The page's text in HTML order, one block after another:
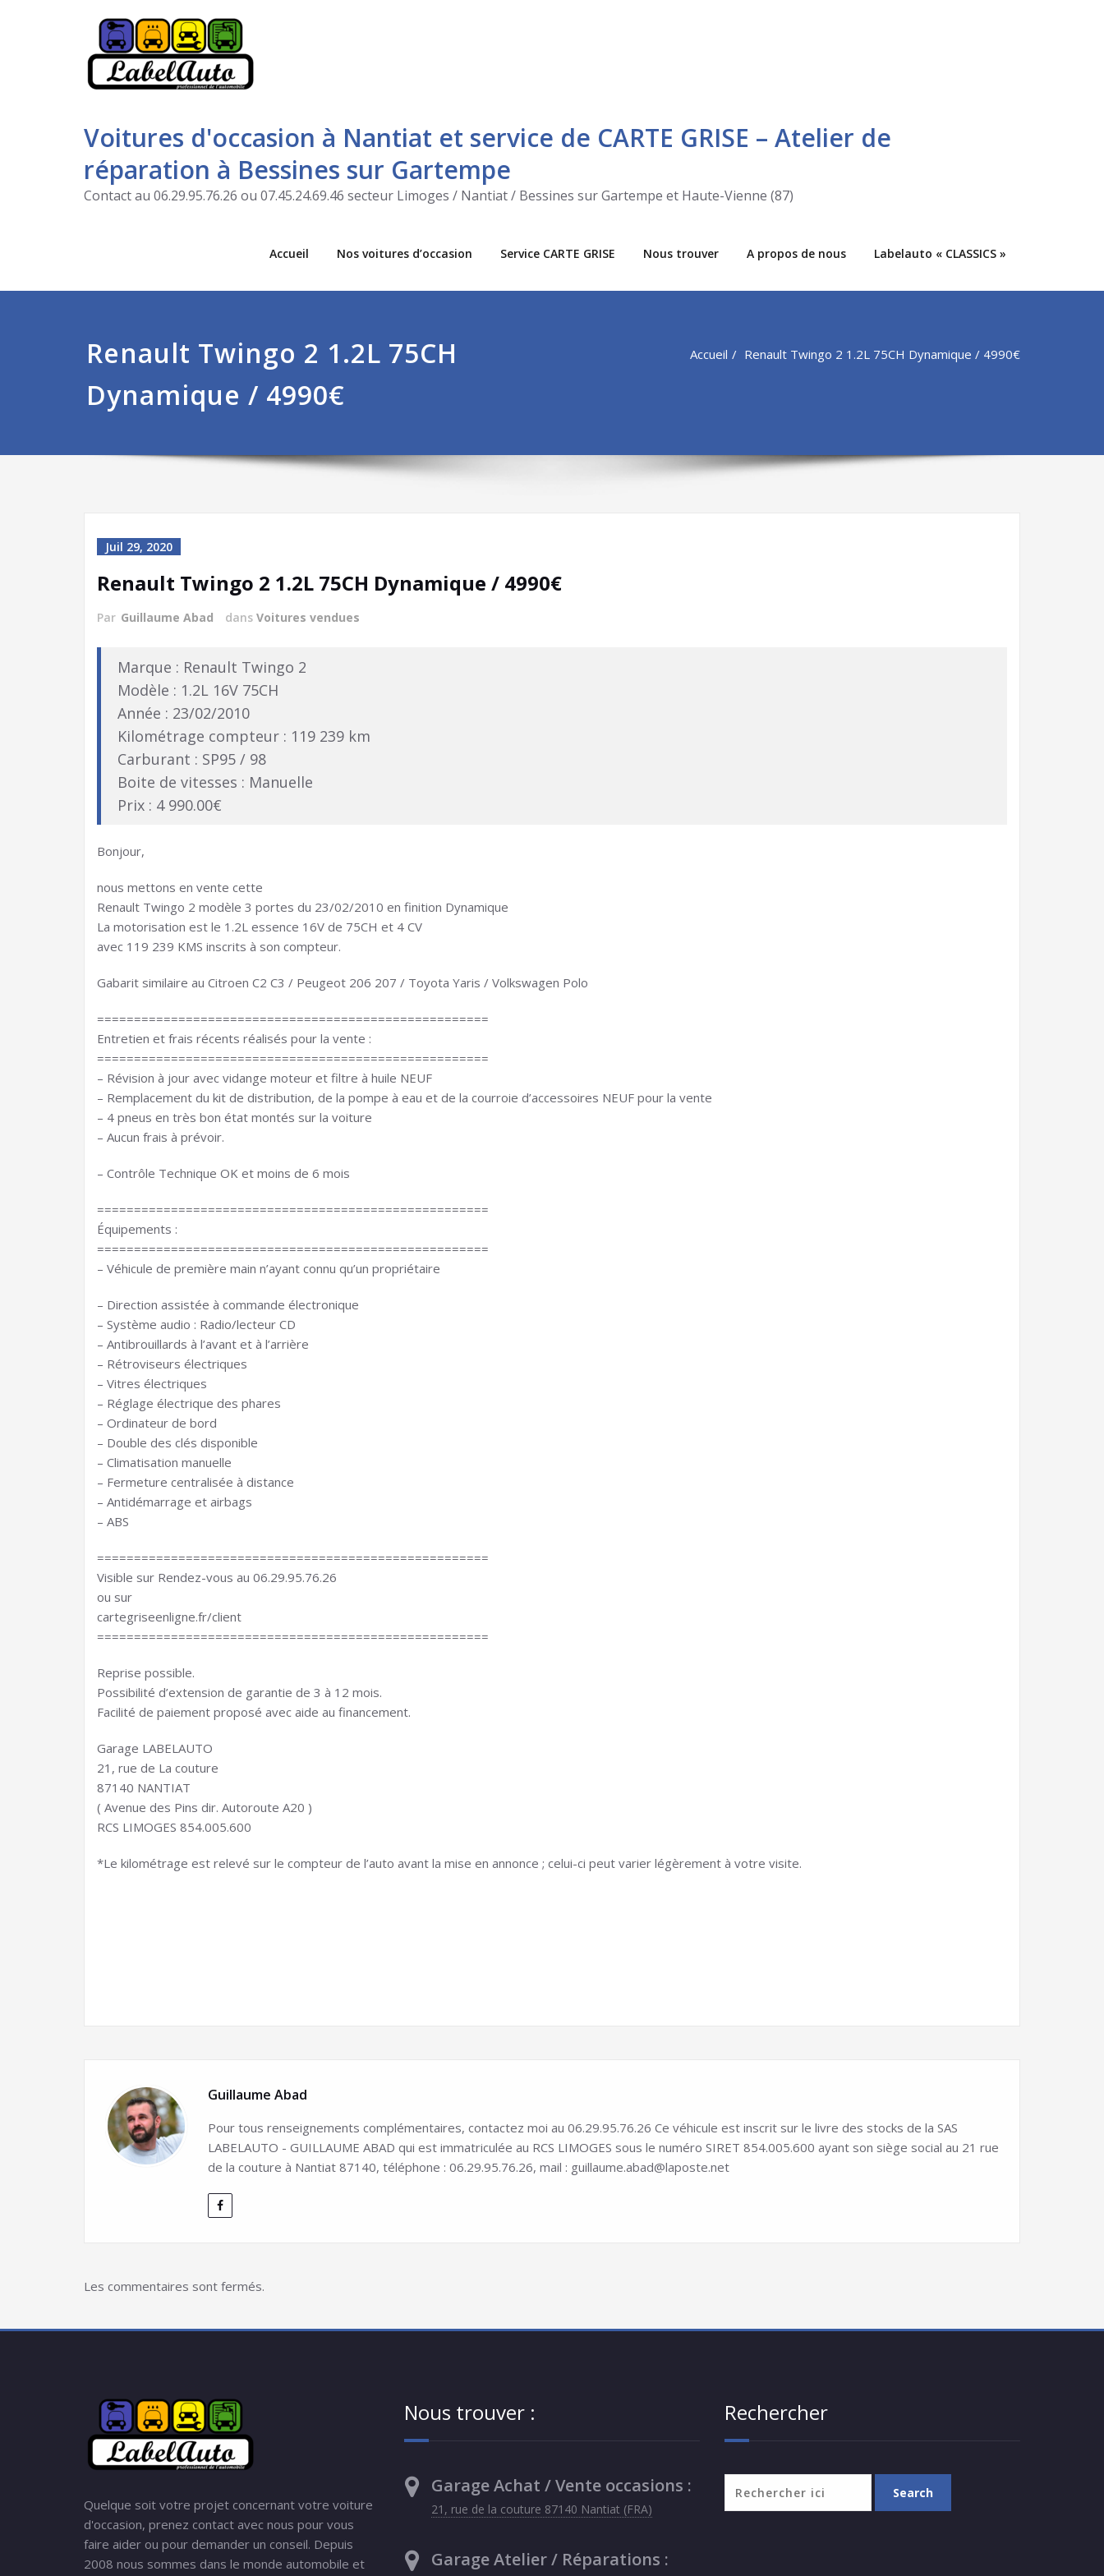
Voitures d'occasion à Nantiat et service de CARTE GRISE – Atelier de
réparation à Bessines sur Gartempe
Contact au 06.29.95.76.26 ou 07.45.24.69.46 secteur Limoges / Nantiat / Bessines sur Gartempe et Haute-Vienne (87)
Accueil Nos voitures d’occasion Service CARTE GRISE Nous trouver A propos de nous Labelauto « CLASSICS »
Renault Twingo 2 1.2L 75CH
Dynamique / 4990€
Accueil Renault Twingo 2 1.2L 75CH Dynamique / 4990€
Juil 29, 2020
Renault Twingo 2 1.2L 75CH Dynamique / 4990€
Par Guillaume Abad dans Voitures vendues
Marque : Renault Twingo 2
Modèle : 1.2L 16V 75CH
Année : 23/02/2010
Kilométrage compteur : 119 239 km
Carburant : SP95 / 98
Boite de vitesses : Manuelle
Prix : 4 990.00€
Bonjour,
nous mettons en vente cette
Renault Twingo 2 modèle 3 portes du 23/02/2010 en finition Dynamique
La motorisation est le 1.2L essence 16V de 75CH et 4 CV
avec 119 239 KMS inscrits à son compteur.
Gabarit similaire au Citroen C2 C3 / Peugeot 206 207 / Toyota Yaris / Volkswagen Polo
=====================================================
Entretien et frais récents réalisés pour la vente :
=====================================================
– Révision à jour avec vidange moteur et filtre à huile NEUF
– Remplacement du kit de distribution, de la pompe à eau et de la courroie d’accessoires NEUF pour la vente
– 4 pneus en très bon état montés sur la voiture
– Aucun frais à prévoir.
– Contrôle Technique OK et moins de 6 mois
=====================================================
Équipements :
=====================================================
– Véhicule de première main n’ayant connu qu’un propriétaire
– Direction assistée à commande électronique
– Système audio : Radio/lecteur CD
– Antibrouillards à l’avant et à l’arrière
– Rétroviseurs électriques
– Vitres électriques
– Réglage électrique des phares
– Ordinateur de bord
– Double des clés disponible
– Climatisation manuelle
– Fermeture centralisée à distance
– Antidémarrage et airbags
– ABS
=====================================================
Visible sur Rendez-vous au 06.29.95.76.26
ou sur
cartegriseenligne.fr/client
=====================================================
Reprise possible.
Possibilité d’extension de garantie de 3 à 12 mois.
Facilité de paiement proposé avec aide au financement.
Garage LABELAUTO
21, rue de La couture
87140 NANTIAT
( Avenue des Pins dir. Autoroute A20 )
RCS LIMOGES 854.005.600
*Le kilométrage est relevé sur le compteur de l’auto avant la mise en annonce ; celui-ci peut varier légèrement à votre visite.
Guillaume Abad
Pour tous renseignements complémentaires, contactez moi au 06.29.95.76.26 Ce véhicule est inscrit sur le livre des stocks de la SAS
LABELAUTO - GUILLAUME ABAD qui est immatriculée au RCS LIMOGES sous le numéro SIRET 854.005.600 ayant son siège social au 21 rue
de la couture à Nantiat 87140, téléphone : 06.29.95.76.26, mail : guillaume.abad@laposte.net
Les commentaires sont fermés.
Quelque soit votre projet concernant votre voiture
d'occasion, prenez contact avec nous pour vous
faire aider ou pour demander un conseil. Depuis
2008 nous sommes dans le monde automobile et
Nous trouver :
Garage Achat / Vente occasions :
21, rue de la couture 87140 Nantiat (FRA)
Garage Atelier / Réparations :
Rechercher